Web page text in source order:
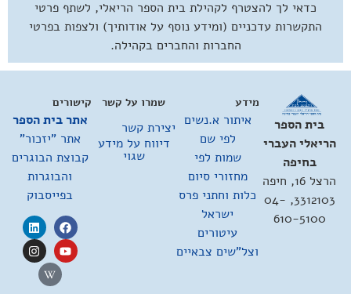
כדאי לך להצטרף לקהילת בית הספר הריאלי, לשתף פרטי
התקשרות עדכניים (ומידע נוסף על אודותיך) ולצפות בפרטי
החברות והחברים בקהילה.
בית הספר
הריאלי העברי
בחיפה
הרצל 16, חיפה
3312103, 04-
610-5100
מידע
איתור א.נשים
לפי שם
שמות לפי
מחזורי סיום
כלות וחתני פרס
ישראל
עיטורים
וצל"שים צבאיים
קישורים
אתר בית הספר
אתר "יזכור"
קבוצת הבוגרים
והבוגרות
בפייסבוק
שמרו על קשר
יצירת קשר
דיווח על מידע
שגוי